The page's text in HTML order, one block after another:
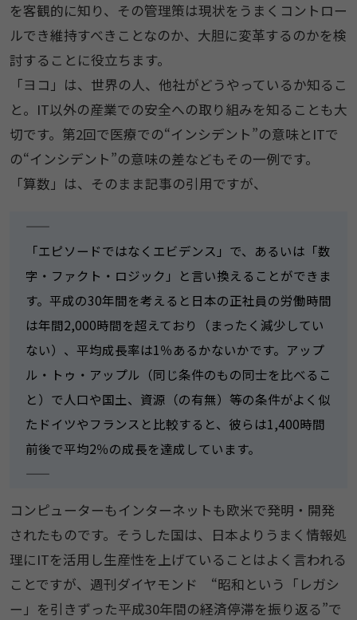
を客観的に知り、その管理策は現状をうまくコントロー
ルでき維持すべきことなのか、大胆に変革するのかを検
討することに役立ちます。
「ヨコ」は、世界の人、他社がどうやっているか知るこ
と。IT以外の産業での安全への取り組みを知ることも大
切です。第2回で医療での“インシデント”の意味とITで
の“インシデント”の意味の差などもその一例です。
「算数」は、そのまま記事の引用ですが、
――――――――――――――
「エピソードではなくエビデンス」で、あるいは「数
字・ファクト・ロジック」と言い換えることができま
す。平成の30年間を考えると日本の正社員の労働時間
は年間2,000時間を超えており（まったく減少してい
ない）、平均成長率は1％あるかないかです。アップ
ル・トゥ・アップル（同じ条件のもの同士を比べるこ
と）で人口や国土、資源（の有無）等の条件がよく似
たドイツやフランスと比較すると、彼らは1,400時間
前後で平均2％の成長を達成しています。
――――――――――――――
コンピューターもインターネットも欧米で発明・開発
されたものです。そうした国は、日本よりうまく情報処
理にITを活用し生産性を上げていることはよく言われる
ことですが、週刊ダイヤモンド “昭和という「レガシ
ー」を引きずった平成30年間の経済停滞を振り返る”で